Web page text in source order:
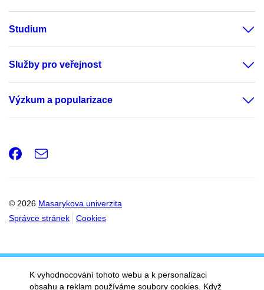
Studium
Služby pro veřejnost
Výzkum a popularizace
© 2026 Masarykova univerzita
Správce stránek
Cookies
Facebook
e-
K vyhodnocování tohoto webu a k personalizaci
obsahu a reklam používáme soubory cookies. Když